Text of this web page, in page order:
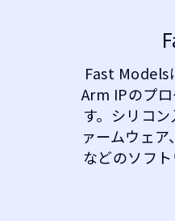
Fast Models
Arm IPのプ
す。シリコ
ァームウェ
などのソフト